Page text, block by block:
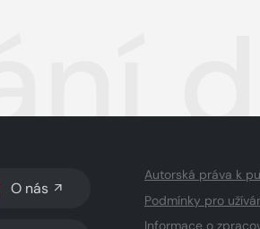
O nás
Autorská práva k
Podmínky pro